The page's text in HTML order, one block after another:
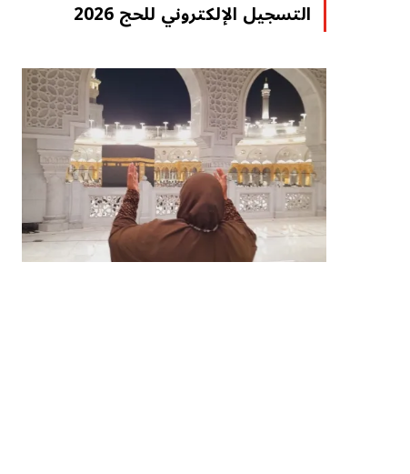
التسجيل الإلكتروني للحج 2026